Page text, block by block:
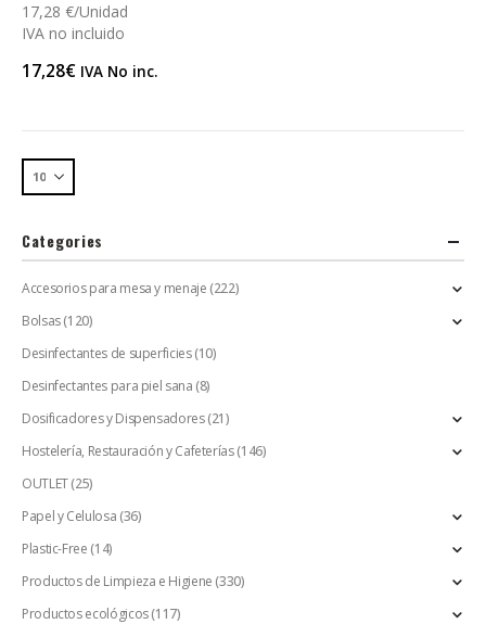
17,28 €/Unidad
IVA no incluido
17,28€ IVA No inc.
Categories
Accesorios para mesa y menaje (222)
Bolsas(120)
Desinfectantes de superficies (10)
Desinfectantes para piel sana (8)
Dosificadores y Dispensadores (21)
Hostelería, Restauración y Cafeterías(146)
OUTLET(25)
Papel y Celulosa (36)
Plastic-Free (14)
Productos de Limpieza e Higiene (330)
Productos ecológicos(117)